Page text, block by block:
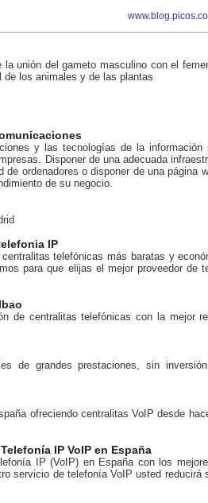
la unión del gameto masculino con el
de los animales y de las plantas
y las tecnologías de la información
Disponer de una adecuada
de ordenadores o disponer de una página
de su negocio.
IP
telefónicas más baratas y
para que elijas el mejor proveedor de
de centralitas telefónicas con la mejor
de grandes prestaciones, sin
ofreciendo centralitas VoIP desde
IP VoIP en España
IP (VoIP) en España con los
servicio de telefonía VoIP usted reducirá